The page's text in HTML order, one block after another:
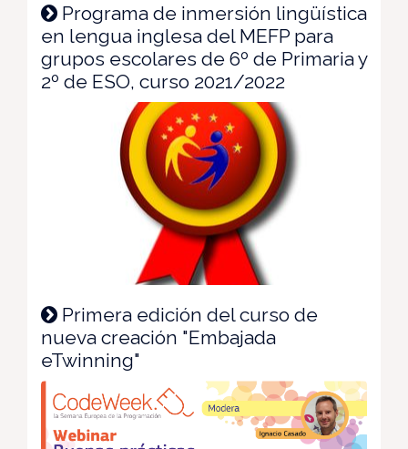
Programa de inmersión lingüística
en lengua inglesa del MEFP para
grupos escolares de 6º de Primaria y
2º de ESO, curso 2021/2022
Primera edición del curso de
nueva creación "Embajada
eTwinning"